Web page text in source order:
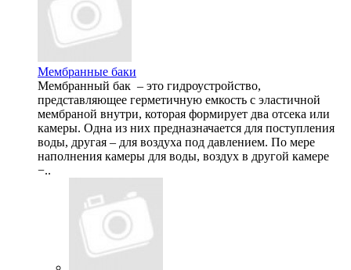
Мембранные баки
Мембранный бак – это гидроустройство,
представляющее герметичную емкость с эластичной
мембраной внутри, которая формирует два отсека или
камеры. Одна из них предназначается для поступления
воды, другая – для воздуха под давлением. По мере
наполнения камеры для воды, воздух в другой камере
−..